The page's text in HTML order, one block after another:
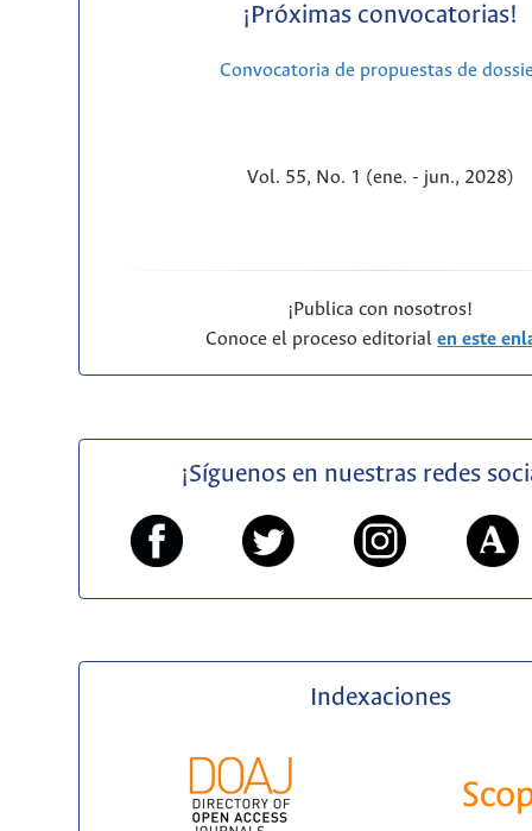
¡Próximas convocatorias!
Convocatoria de propuestas de
Vol. 55, No. 1 (ene. - jun., 2028)
¡Publica con nosotros!
Conoce el proceso editorialen este
¡Síguenos en nuestras redes
Indexaciones